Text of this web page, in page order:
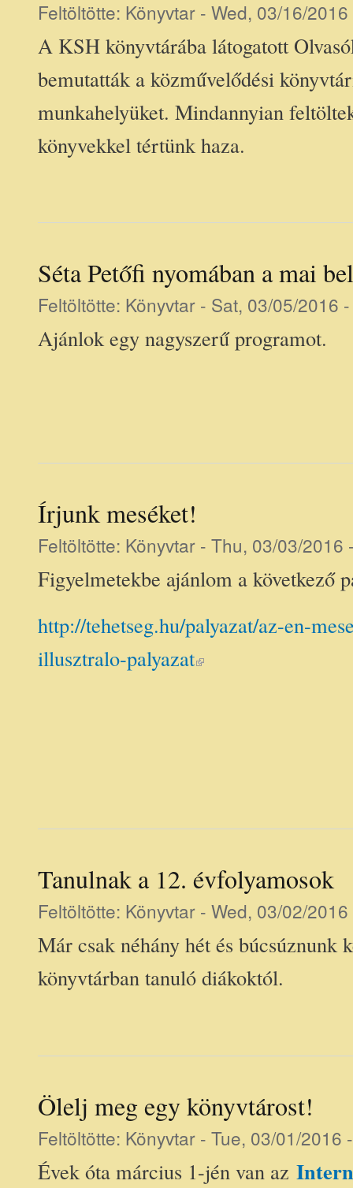
Feltöltötte: Könyvtar - Wed, 03/16/
A KSH könyvtárába látogatott
bemutatták a közművelődési
munkahelyüket. Mindannyian
könyvekkel tértünk haza.
Séta Petőfi nyomában a mai
Feltöltötte: Könyvtar - Sat, 03/05/2016
Ajánlok egy nagyszerű programot.
Írjunk meséket!
Feltöltötte: Könyvtar - Thu, 03/03/2016
Figyelmetekbe ajánlom a következő
http://tehetseg.hu/palyazat/az-en-
illusztralo-palyazat
Tanulnak a 12. évfolyamosok
Feltöltötte: Könyvtar - Wed, 03/02/
Már csak néhány hét és búcsúznunk
könyvtárban tanuló diákoktól.
Ölelj meg egy könyvtárost!
Feltöltötte: Könyvtar - Tue, 03/01/2016
Évek óta március 1-jén van az